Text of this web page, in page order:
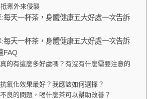
禦外來侵襲
每天一杯茶，身體健康五大好處一次告訴
每天一杯茶，身體健康五大好處一次告訴
FAQ
的有這麼多好處嗎？有沒有什麼需要注意的
氧化效果最好？我應該如何選擇？
良的問題，喝什麼茶可以幫助改善？